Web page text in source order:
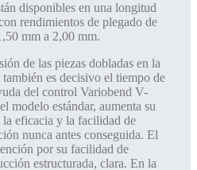
disponibles en una longitud
rendimientos de plegado de
mm a 2,00 mm.
de las piezas dobladas en la
es decisivo el tiempo de
del control Variobend V-
modelo estándar, aumenta su
eficacia y la facilidad de
nunca antes conseguida. El
por su facilidad de
estructurada, clara. En la